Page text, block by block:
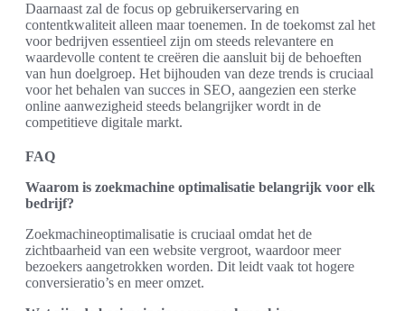
Daarnaast zal de focus op gebruikerservaring en
contentkwaliteit alleen maar toenemen. In de toekomst zal het
voor bedrijven essentieel zijn om steeds relevantere en
waardevolle content te creëren die aansluit bij de behoeften
van hun doelgroep. Het bijhouden van deze trends is cruciaal
voor het behalen van succes in SEO, aangezien een sterke
online aanwezigheid steeds belangrijker wordt in de
competitieve digitale markt.
FAQ
Waarom is zoekmachine optimalisatie belangrijk voor elk
bedrijf?
Zoekmachineoptimalisatie is cruciaal omdat het de
zichtbaarheid van een website vergroot, waardoor meer
bezoekers aangetrokken worden. Dit leidt vaak tot hogere
conversieratio’s en meer omzet.